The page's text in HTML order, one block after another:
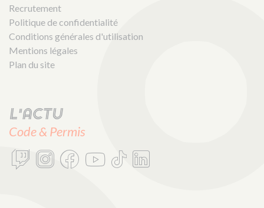
Recrutement
Politique de confidentialité
Conditions générales d'utilisation
Mentions légales
Plan du site
L'actu
Code & Permis